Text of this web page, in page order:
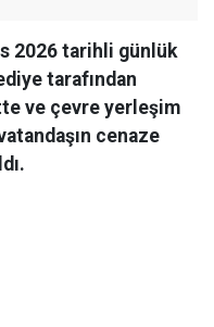
2026 tarihli günlük
tarafından
ve çevre yerleşim
cenaze